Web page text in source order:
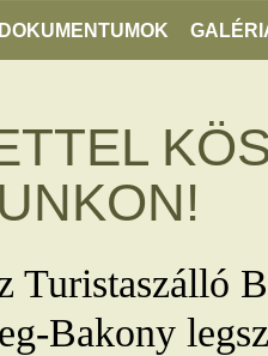
DOKUMENTUMOK
Turistaszálló
Bakony